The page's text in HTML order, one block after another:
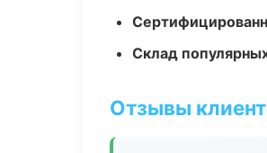
Склад
Отзывы